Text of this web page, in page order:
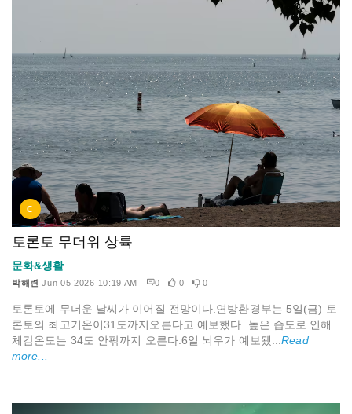
C
토론토 무더위 상륙
문화&생활
박해련 Jun 05 2026 10:19 AM 0 0 0
토론토에 무더운 날씨가 이어질 전망이다.연방환경부는 5일(금) 토
론토의 최고기온이31도까지오른다고 예보했다. 높은 습도로 인해
체감온도는 34도 안팎까지 오른다.6일 뇌우가 예보됐...Read
more...